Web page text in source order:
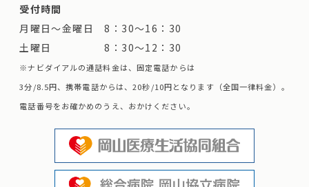
受付時間
月曜日～金曜日 8：30～16：30
土曜日 8：30～12：30
※ナビダイアルの通話料金は、固定電話からは
3分/8.5円、携帯電話からは、20秒/10円となります（全国一律料金）。
電話番号をお確かめのうえ、おかけください。